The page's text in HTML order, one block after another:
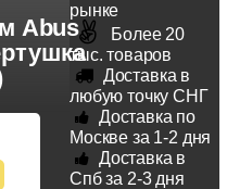
Abus
рынке
Более 20
тыс. товаров
Доставка в
любую точку СНГ
Доставка по
Москве за 1-2 дня
Доставка в
Спб за 2-3 дня